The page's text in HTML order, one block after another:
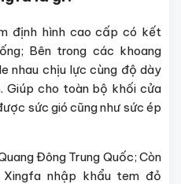
định hình cao cấp có kết
Bên trong các khoang
nhau chịu lực cùng độ dày
Giúp cho toàn bộ khối cửa
sức gió cũng như sức ép
Đông Trung Quốc; Còn
nhập khẩu tem đỏ